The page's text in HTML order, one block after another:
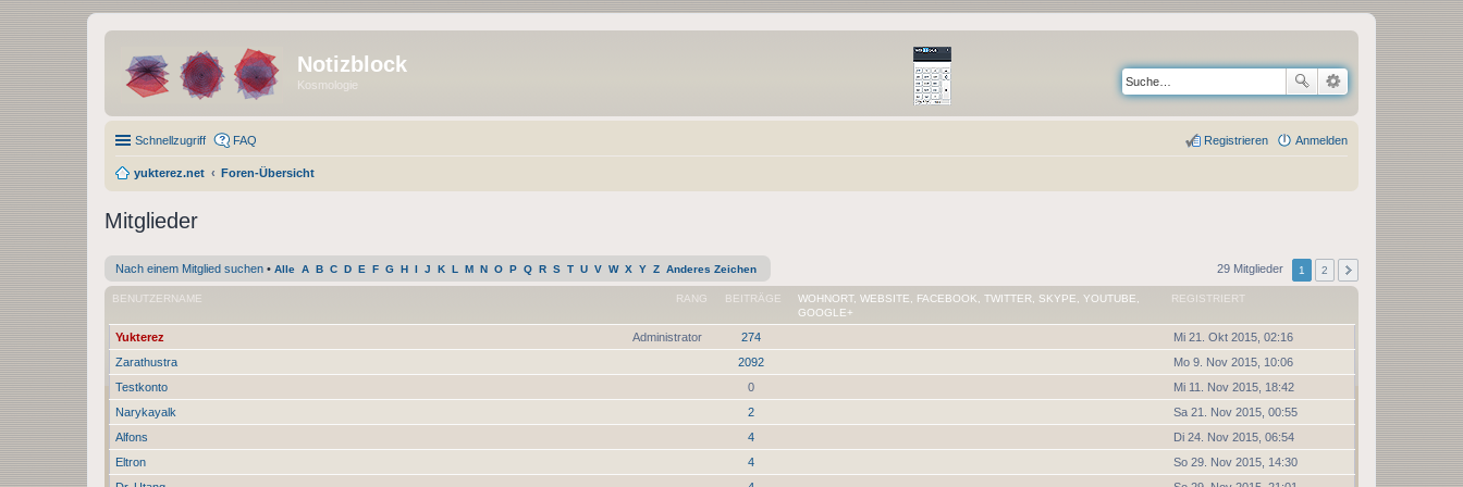
Notizblock
Kosmologie
Schnellzugriff FAQ Anmelden
Registrieren
yukterez.net Foren-Übersicht
Mitglieder
Nach einem Mitglied suchen • Alle A B C D E F G H I J K L M N O P Q R S T U V W X Y Z Anderes Zeichen 29 Mitglieder 1 2
RANG
BENUTZERNAME BEITRÄGE
WOHNORT, WEBSITE, FACEBOOK, TWITTER, SKYPE, YOUTUBE,
GOOGLE+
REGISTRIERT
Administrator
Yukterez 274
Mi 21. Okt 2015, 02:16
Zarathustra
2092
Mo 9. Nov 2015, 10:06
Testkonto
0
Mi 11. Nov 2015, 18:42
Narykayalk
2
Sa 21. Nov 2015, 00:55
Alfons
4
Di 24. Nov 2015, 06:54
Eltron
4
So 29. Nov 2015, 14:30